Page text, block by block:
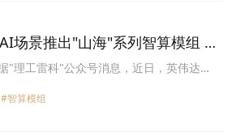
场景推出"山海"系列智算模组 系
与GPU构建
"理工雷科"公众号消息，近日，英伟达
应收紧影响，Jetson系列部分型号自去年
，交付周期一度延长至数月。对于处于产
#智算模组